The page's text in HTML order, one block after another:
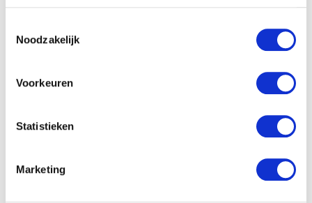
Noodzakelijk
Voorkeuren
Statistieken
Marketing